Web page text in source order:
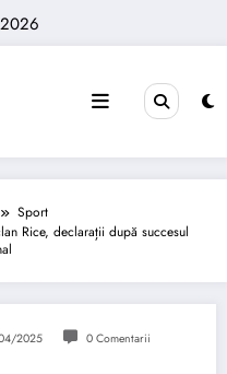
Sport
Rice, declarații după succesul
2025 0 Comentarii